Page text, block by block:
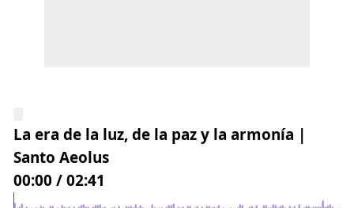
La era de la luz, de la paz y la armonía |
Santo Aeolus
00:00 /02:41